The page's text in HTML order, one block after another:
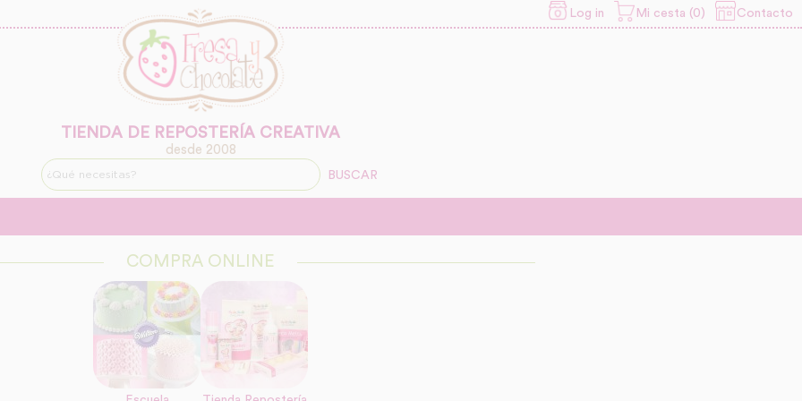
Log in Mi cesta (0) Contacto
TIENDA DE REPOSTERÍA CREATIVA
desde 2008
BUSCAR
COMPRA ONLINE